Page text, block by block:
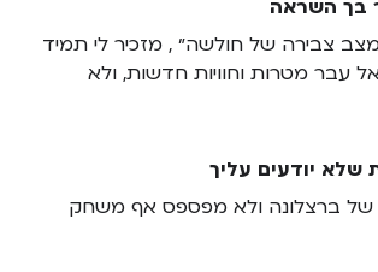
בך השראה
מצב צבירה של חולשה״ , מזכיר לי תמיד
עבר מטרות וחוויות חדשות, ולא
שלא יודעים עליך
של ברצלונה ולא מפספס אף משחק